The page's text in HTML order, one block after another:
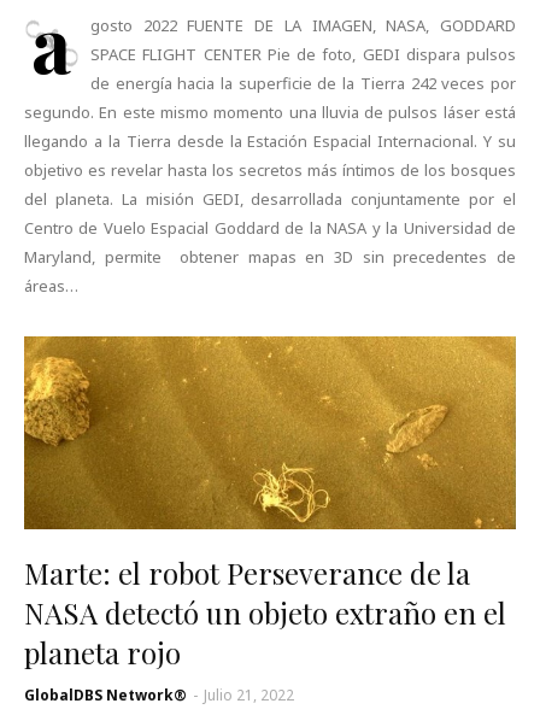
a
gosto 2022 FUENTE DE LA IMAGEN, NASA, GODDARD
SPACE FLIGHT CENTER Pie de foto, GEDI dispara pulsos
de energía hacia la superficie de la Tierra 242 veces por
segundo. En este mismo momento una lluvia de pulsos láser está
llegando a la Tierra desde la Estación Espacial Internacional. Y su
objetivo es revelar hasta los secretos más íntimos de los bosques
del planeta. La misión GEDI, desarrollada conjuntamente por el
Centro de Vuelo Espacial Goddard de la NASA y la Universidad de
Maryland, permite obtener mapas en 3D sin precedentes de
áreas…
Marte: el robot Perseverance de la
NASA detectó un objeto extraño en el
planeta rojo
GlobalDBS Network® - Julio 21, 2022